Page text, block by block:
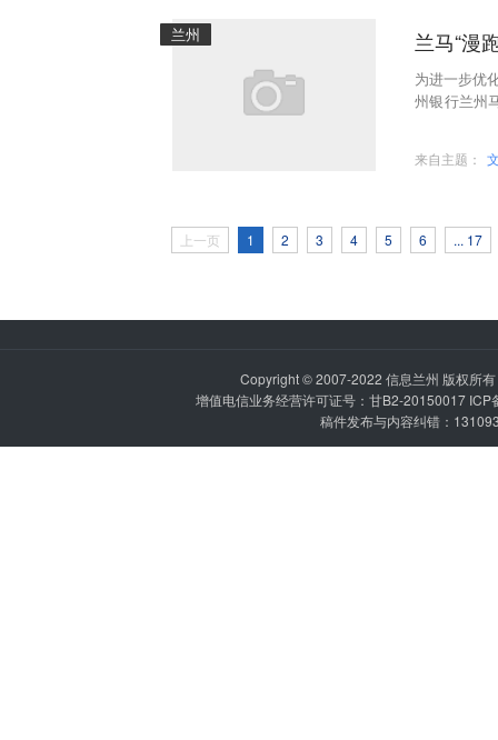
兰州 兰马“漫
为进一步优
州银行兰州
来自主题：
上一页 1 2 3 4 5 6 ... 17
Copyright © 2007-2022 信息兰州 版权所
增值电信业务经营许可证号：甘B2-20150017 ICP
稿件发布与内容纠错：